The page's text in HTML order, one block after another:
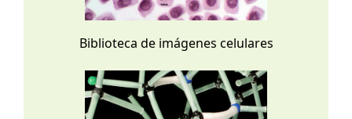
Biblioteca de imágenes celulares